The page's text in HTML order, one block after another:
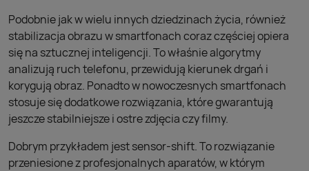
Podobnie jak w wielu innych dziedzinach życia, również
stabilizacja obrazu w smartfonach coraz częściej opiera
się na sztucznej inteligencji. To właśnie algorytmy
analizują ruch telefonu, przewidują kierunek drgań i
korygują obraz. Ponadto w nowoczesnych smartfonach
stosuje się dodatkowe rozwiązania, które gwarantują
jeszcze stabilniejsze i ostre zdjęcia czy filmy.
Dobrym przykładem jest sensor-shift. To rozwiązanie
przeniesione z profesjonalnych aparatów, w którym